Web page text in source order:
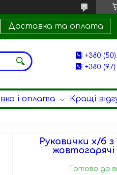
Доставка та оплата
+380
+380
і оплата Кращі
Рукавички х/б
жовтогарячі
Готово до